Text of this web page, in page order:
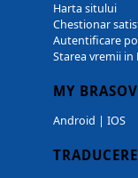
Harta sitului
Chestionar
Autentificare
Starea vremii in
MY
Android | IOS